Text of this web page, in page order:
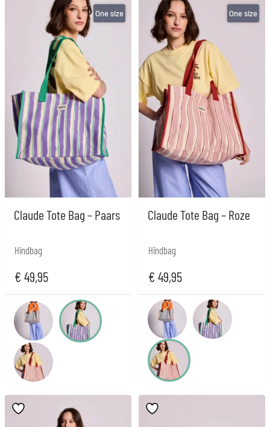
Claude Tote Bag – Paars
Hindbag
€ 49,95
One size
Claude Tote Bag – Roze
Hindbag
€ 49,95
One size